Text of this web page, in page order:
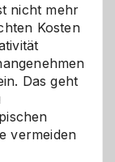
nicht mehr
Kosten
Das geht
vermeiden